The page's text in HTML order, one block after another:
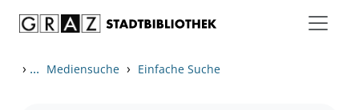
› ... Mediensuche › Einfache Suche